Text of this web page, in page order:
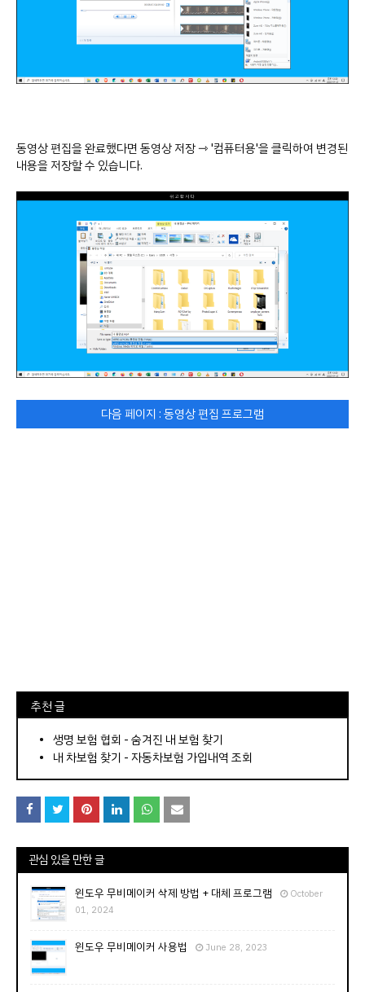
동영상 편집을 완료했다면 동영상 저장 ⇾ '컴퓨터용'을 클릭하여 변경된
내용을 저장할 수 있습니다.
다음 페이지 : 동영상 편집 프로그램
⠀추천 글
⠀­­­­­­­­؜؜؜؜­­­­­­­­؜؜؜؜• 생명 보험 협회 - 숨겨진 내 보험 찾기
내 차보험 찾기 - 자동차보험 가입내역 조회
관심 있을 만한 글
윈도우 무비메이커 삭제 방법 + 대체 프로그램
October
01, 2024
윈도우 무비메이커 사용법 June 28, 2023